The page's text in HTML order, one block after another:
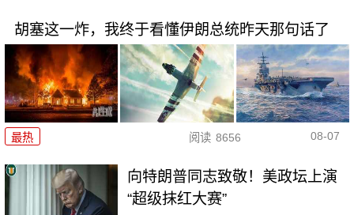
胡塞这一炸，我终于看懂伊朗总统昨天那句话了
最热 阅读 8656 08-07
向特朗普同志致敬！美政坛上演
“超级抹红大赛”